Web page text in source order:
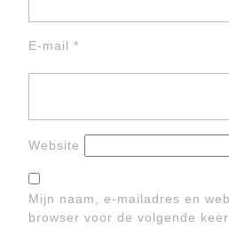
E-mail *
Website
Mijn naam, e-mailadres en
browser voor de volgende